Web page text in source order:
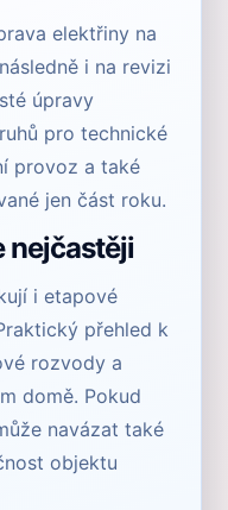
elektřiny na
i na revizi
úpravy
pro technické
provoz a také
jen část roku.
nejčastěji
i etapové
přehled k
rozvody a
domě. Pokud
navázat také
objektu